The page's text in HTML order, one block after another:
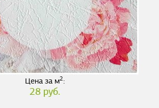
Цена за м2:
28 руб.